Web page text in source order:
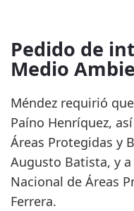
Pedido de
Medio
Méndez requirió
Paíno Henríquez,
Áreas Protegidas y
Augusto Batista, y
Nacional de Áreas
Ferrera.